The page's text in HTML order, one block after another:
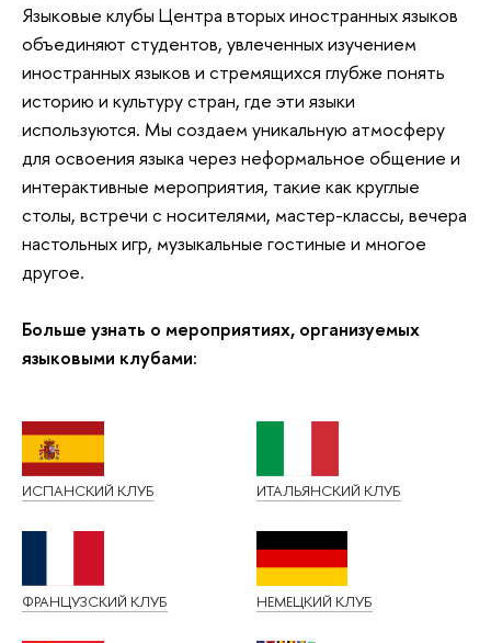
Языковые клубы Центра вторых иностранных языков
объединяют студентов, увлеченных изучением
иностранных языков и стремящихся глубже понять
историю и культуру стран, где эти языки
используются. Мы создаем уникальную атмосферу
для освоения языка через неформальное общение и
интерактивные мероприятия, такие как круглые
столы, встречи с носителями, мастер-классы, вечера
настольных игр, музыкальные гостиные и многое
другое.
Больше узнать о мероприятиях, организуемых
языковыми клубами:
ИСПАНСКИЙ КЛУБ ИТАЛЬЯНСКИЙ КЛУБ
ФРАНЦУЗСКИЙ КЛУБ НЕМЕЦКИЙ КЛУБ